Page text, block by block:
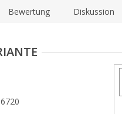
Bewertung Diskussion